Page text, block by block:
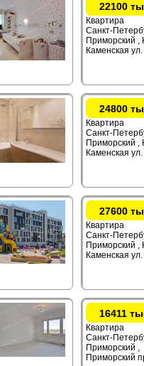
22100
Квартира
Санкт-
Приморский ,
Каменская ул.
24800
Квартира
Санкт-
Приморский ,
Каменская ул.
27600
Квартира
Санкт-
Приморский ,
Каменская ул.
16411
Квартира
Санкт-
Приморский ,
Приморский